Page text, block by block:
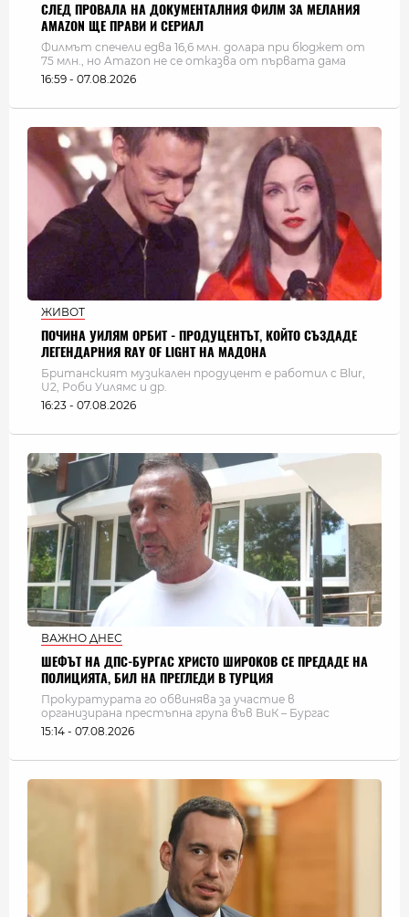
СЛЕД ПРОВАЛА НА ДОКУМЕНТАЛНИЯ ФИЛМ ЗА МЕЛАНИЯ
AMAZON ЩЕ ПРАВИ И СЕРИАЛ
Филмът спечели едва 16,6 млн. долара при бюджет от
75 млн., но Amazon не се отказва от първата дама
16:59 - 07.08.2026
ЖИВОТ
ПОЧИНА УИЛЯМ ОРБИТ - ПРОДУЦЕНТЪТ, КОЙТО СЪЗДАДЕ
ЛЕГЕНДАРНИЯ RAY OF LIGHT НА МАДОНА
Британският музикален продуцент е работил с Blur,
U2, Роби Уилямс и др.
16:23 - 07.08.2026
ВАЖНО ДНЕС
ШЕФЪТ НА ДПС-БУРГАС ХРИСТО ШИРОКОВ СЕ ПРЕДАДЕ НА
ПОЛИЦИЯТА, БИЛ НА ПРЕГЛЕДИ В ТУРЦИЯ
Прокуратурата го обвинява за участие в
организирана престъпна група във ВиК – Бургас
15:14 - 07.08.2026